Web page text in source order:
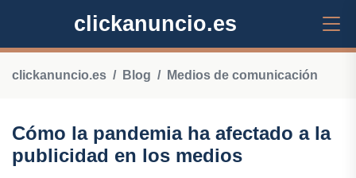
clickanuncio.es
clickanuncio.es Blog Medios de comunicación
Cómo la pandemia ha afectado a la
publicidad en los medios